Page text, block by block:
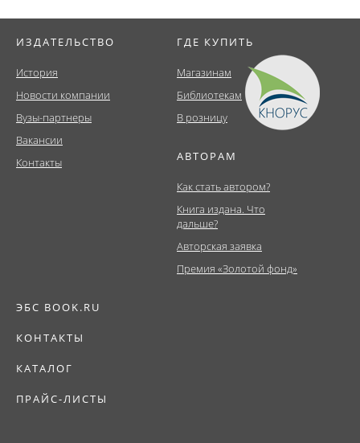
ИЗДАТЕЛЬСТВО
История
Новости компании
Вузы-партнеры
Вакансии
Контакты
ГДЕ КУПИТЬ
Магазинам
Библиотекам
В розницу
АВТОРАМ
Как стать автором?
Книга издана. Что
дальше?
Авторская заявка
Премия «Золотой фонд»
ЭБС BOOK.RU
КОНТАКТЫ
КАТАЛОГ
ПРАЙС-ЛИСТЫ